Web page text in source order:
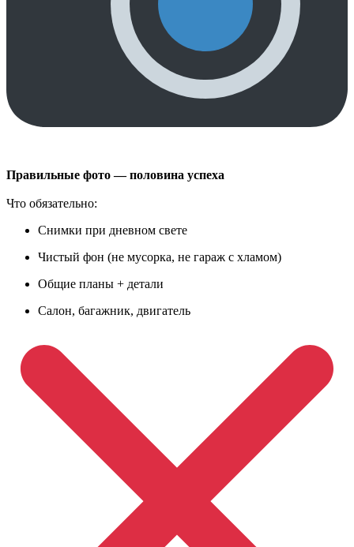
Правильные фото — половина успеха
Что обязательно:
Снимки при дневном свете
Чистый фон (не мусорка, не гараж с хламом)
Общие планы + детали
Салон, багажник, двигатель